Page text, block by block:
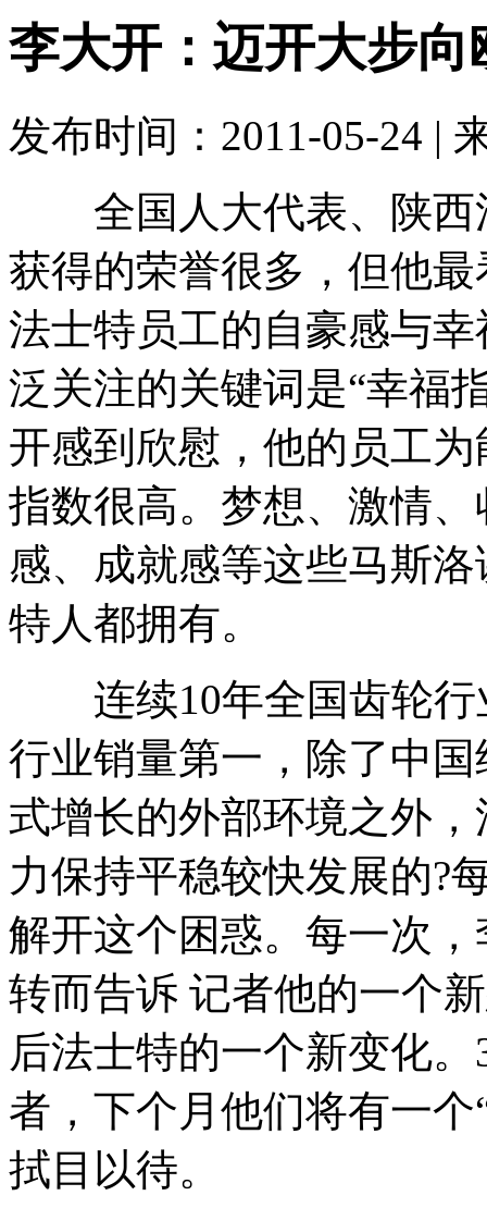
李大开：迈开大步向
发布时间：2011-05-24 |
全国人大代表、陕西
获得的荣誉很多，但他
法士特员工的自豪感与幸
泛关注的关键词是“幸福
开感到欣慰，他的员工
指数很高。梦想、激情
感、成就感等这些马斯
特人都拥有。
连续10年全国齿轮行
行业销量第一，除了中
式增长的外部环境之外
力保持平稳较快发展的?
解开这个困惑。每一次
转而告诉 记者他的一个
后法士特的一个新变化
者，下个月他们将有一
拭目以待。